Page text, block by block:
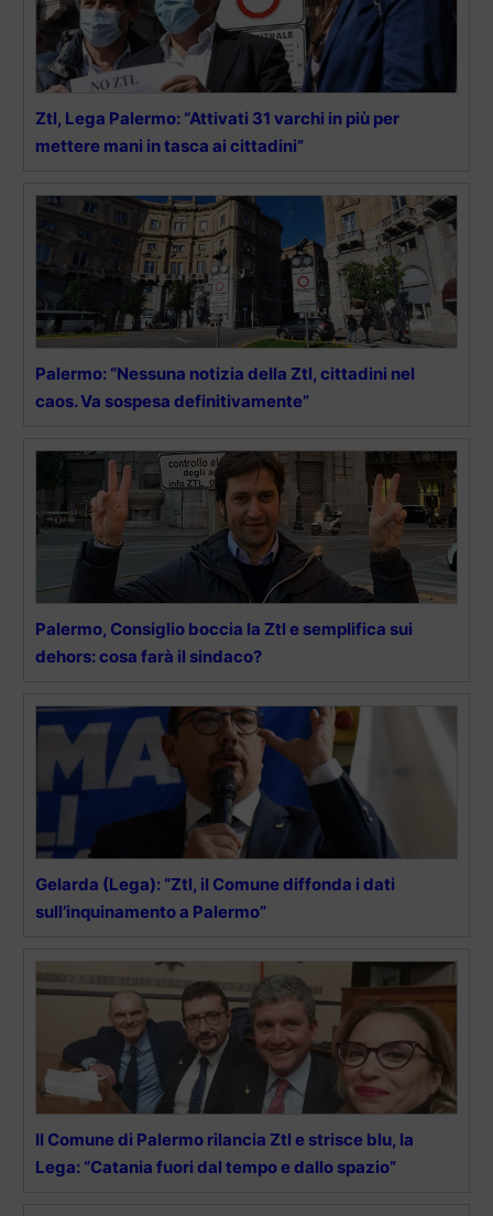
Ztl, Lega Palermo: “Attivati 31 varchi in più per
mettere mani in tasca ai cittadini”
Palermo: “Nessuna notizia della Ztl, cittadini nel
caos. Va sospesa definitivamente”
Palermo, Consiglio boccia la Ztl e semplifica sui
dehors: cosa farà il sindaco?
Gelarda (Lega): “Ztl, iI Comune diffonda i dati
sull’inquinamento a Palermo”
Il Comune di Palermo rilancia Ztl e strisce blu, la
Lega: “Catania fuori dal tempo e dallo spazio”